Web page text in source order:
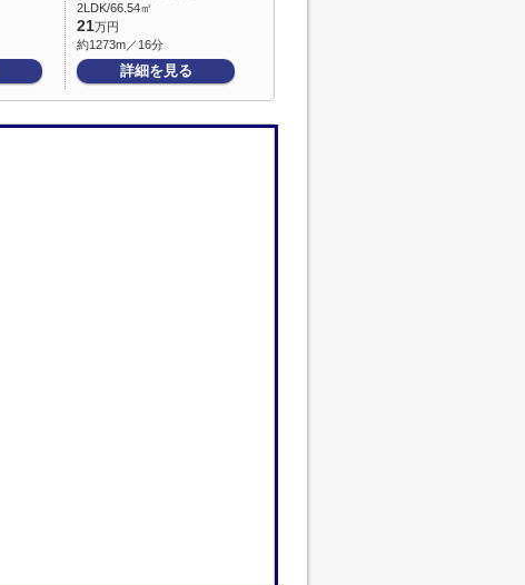
2LDK/66.54㎡
21万円
約1273m／16分
詳細を見る